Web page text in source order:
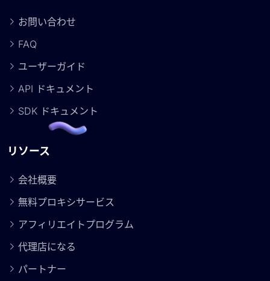
お問い合わせ
FAQ
ユーザーガイド
API ドキュメント
SDK ドキュメント
リソース
会社概要
無料プロキシサービス
アフィリエイトプログラム
代理店になる
パートナー